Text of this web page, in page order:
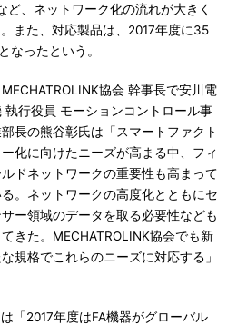
ど、ネットワーク化の流れが大きく
また、対応製品は、2017年度に35
なったという。
協会 幹事長で安川電
執行役員 モーションコントロール事
長の熊谷彰氏は「スマートファクト
ー化に向けたニーズが高まる中、フィ
ルドネットワークの重要性も高まって
る。ネットワークの高度化とともにセ
サー領域のデータを取る必要性なども
きた。MECHATROLINK協会でも新
規格でこれらのニーズに対応する」
「2017年度はFA機器がグローバル